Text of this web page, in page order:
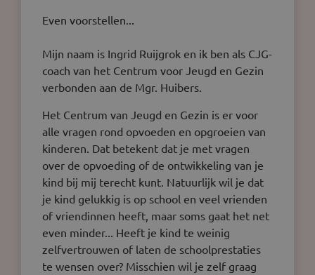
Even voorstellen...
Mijn naam is Ingrid Ruijgrok en ik ben als CJG-
coach van het Centrum voor Jeugd en Gezin
verbonden aan de Mgr. Huibers.
Het Centrum van Jeugd en Gezin is er voor
alle vragen rond opvoeden en opgroeien van
kinderen. Dat betekent dat je met vragen
over de opvoeding of de ontwikkeling van je
kind bij mij terecht kunt. Natuurlijk wil je dat
je kind gelukkig is op school en veel vrienden
of vriendinnen heeft, maar soms gaat het net
even minder... Heeft je kind te weinig
zelfvertrouwen of laten de schoolprestaties
te wensen over? Misschien wil je zelf graag